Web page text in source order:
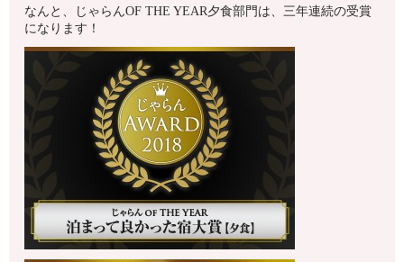
なんと、じゃらんOF THE YEAR夕食部門は、三年連続の受賞
になります！